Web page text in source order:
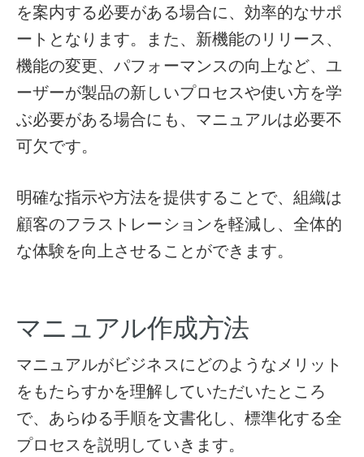
を案内する必要がある場合に、効率的なサポ
ートとなります。また、新機能のリリース、
機能の変更、パフォーマンスの向上など、ユ
ーザーが製品の新しいプロセスや使い方を学
ぶ必要がある場合にも、マニュアルは必要不
可欠です。
明確な指示や方法を提供することで、組織は
顧客のフラストレーションを軽減し、全体的
な体験を向上させることができます。
マニュアル作成方法
マニュアルがビジネスにどのようなメリット
をもたらすかを理解していただいたところ
で、あらゆる手順を文書化し、標準化する全
プロセスを説明していきます。